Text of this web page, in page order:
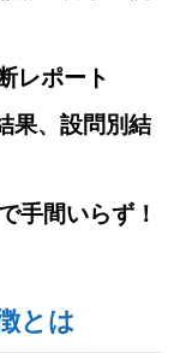
レポート
果、設問別結
手間いらず！
とは